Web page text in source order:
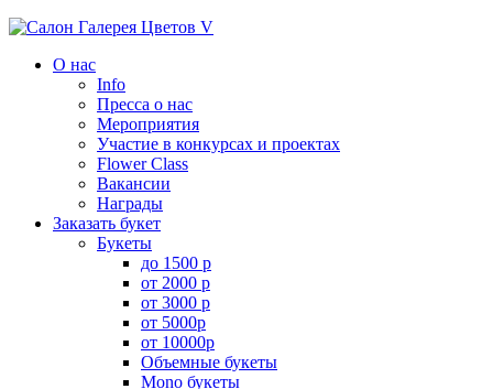
О нас
Info
Пресса о нас
Мероприятия
Участие в конкурсах и проектах
Flower Class
Вакансии
Награды
Заказать букет
Букеты
до 1500 р
от 2000 р
от 3000 р
от 5000р
от 10000р
Объемные букеты
Mono букеты